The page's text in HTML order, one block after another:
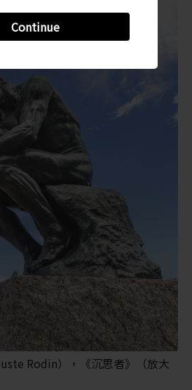
Continue
Rodin），《沉思者》（放大